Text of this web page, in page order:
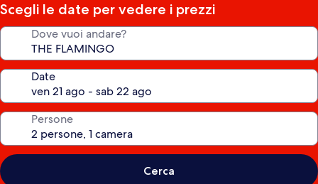
Scegli le date per vedere i prezzi
Dove vuoi andare?
Date
Persone
Cerca